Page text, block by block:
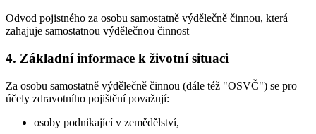
Odvod pojistného za osobu samostatně výdělečně činnou, která
zahajuje samostatnou výdělečnou činnost
4. Základní informace k životní situaci
Za osobu samostatně výdělečně činnou (dále též "OSVČ") se pro
účely zdravotního pojištění považují:
osoby podnikající v zemědělství,